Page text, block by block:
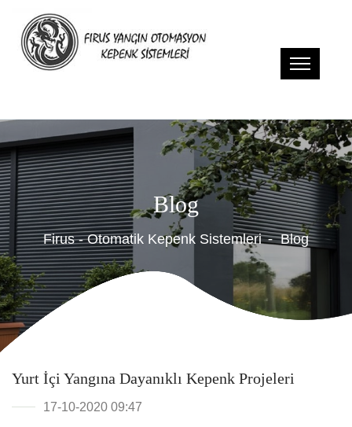
Blog
Firus - Otomatik Kepenk Sistemleri Blog
Yurt İçi Yangına Dayanıklı Kepenk Projeleri
17-10-2020 09:47